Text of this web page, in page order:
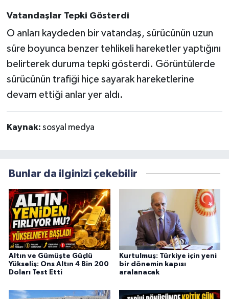
Vatandaşlar Tepki Gösterdi
O anları kaydeden bir vatandaş, sürücünün uzun
süre boyunca benzer tehlikeli hareketler yaptığını
belirterek duruma tepki gösterdi. Görüntülerde
sürücünün trafiği hiçe sayarak hareketlerine
devam ettiği anlar yer aldı.
Kaynak: sosyal medya
Bunlar da ilginizi çekebilir
Altın ve Gümüşte Güçlü
Yükseliş: Ons Altın 4 Bin 200
Doları Test Etti
Kurtulmuş: Türkiye için yeni
bir dönemin kapısı
aralanacak